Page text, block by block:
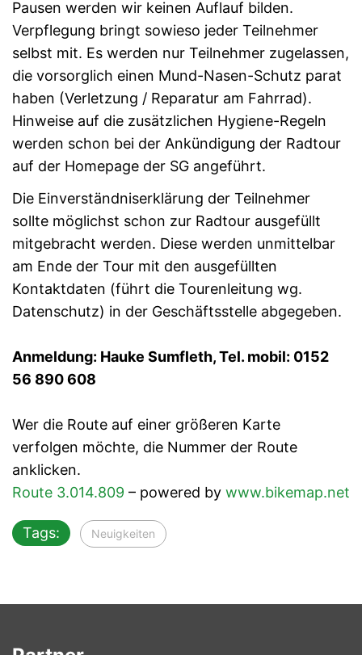
Pausen werden wir keinen Auflauf bilden.
Verpflegung bringt sowieso jeder Teilnehmer
selbst mit. Es werden nur Teilnehmer zugelassen,
die vorsorglich einen Mund-Nasen-Schutz parat
haben (Verletzung / Reparatur am Fahrrad).
Hinweise auf die zusätzlichen Hygiene-Regeln
werden schon bei der Ankündigung der Radtour
auf der Homepage der SG angeführt.
Die Einverständniserklärung der Teilnehmer
sollte möglichst schon zur Radtour ausgefüllt
mitgebracht werden. Diese werden unmittelbar
am Ende der Tour mit den ausgefüllten
Kontaktdaten (führt die Tourenleitung wg.
Datenschutz) in der Geschäftsstelle abgegeben.
Anmeldung: Hauke Sumfleth, Tel. mobil: 0152
56 890 608
Wer die Route auf einer größeren Karte
verfolgen möchte, die Nummer der Route
anklicken.
Route 3.014.809 – powered by www.bikemap.net
Tags: Neuigkeiten